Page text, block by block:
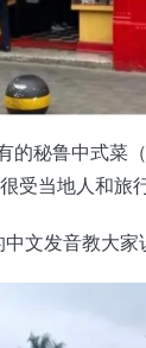
的秘鲁中式菜
受当地人和旅
文发音教大家